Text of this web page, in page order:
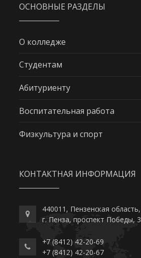
ОСНОВНЫЕ РАЗДЕЛЫ
О колледже
Студентам
Абитуриенту
Воспитательная работа
Физкультура и спорт
КОНТАКТНАЯ ИНФОРМАЦИЯ
440011, Пензенская область,
г. Пенза, проспект Победы, 3
+7 (8412) 42-20-69
+7 (8412) 42-20-67